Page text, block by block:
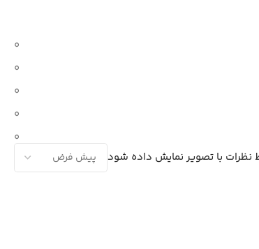
0
0
0
0
0
نظرات با تصویر نمایش داده شود